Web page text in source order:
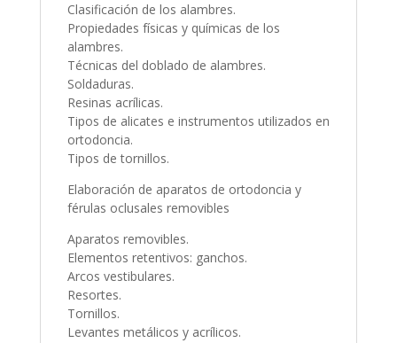
Clasificación de los alambres.
Propiedades físicas y químicas de los
alambres.
Técnicas del doblado de alambres.
Soldaduras.
Resinas acrílicas.
Tipos de alicates e instrumentos utilizados en
ortodoncia.
Tipos de tornillos.
Elaboración de aparatos de ortodoncia y
férulas oclusales removibles
Aparatos removibles.
Elementos retentivos: ganchos.
Arcos vestibulares.
Resortes.
Tornillos.
Levantes metálicos y acrílicos.